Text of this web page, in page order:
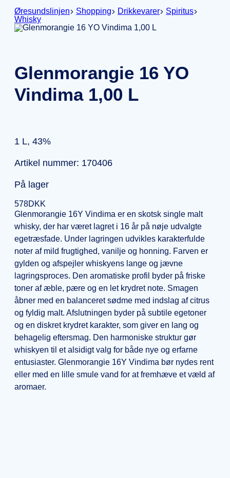
Øresundslinjen
Shopping Drikkevarer
Spiritus
Whisky
Glenmorangie 16 YO
Vindima 1,00 L
1 L, 43%
Artikel nummer: 170406
På lager
578DKK
Glenmorangie 16Y Vindima er en skotsk single malt
whisky, der har været lagret i 16 år på nøje udvalgte
egetræsfade. Under lagringen udvikles karakterfulde
noter af mild frugtighed, vanilje og honning. Farven er
gylden og afspejler whiskyens lange og jævne
lagringsproces. Den aromatiske profil byder på friske
toner af æble, pære og en let krydret note. Smagen
åbner med en balanceret sødme med indslag af citrus
og fyldig malt. Afslutningen byder på subtile egetoner
og en diskret krydret karakter, som giver en lang og
behagelig eftersmag. Den harmoniske struktur gør
whiskyen til et alsidigt valg for både nye og erfarne
entusiaster. Glenmorangie 16Y Vindima bør nydes rent
eller med en lille smule vand for at fremhæve et væld af
aromaer.